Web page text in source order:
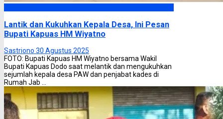
Lantik dan Kukuhkan Kepala Desa, Ini Pesan
Bupati Kapuas HM Wiyatno
Sastriono 30 Agustus 2025
FOTO: Bupati Kapuas HM Wiyatno bersama Wakil
Bupati Kapuas Dodo saat melantik dan mengukuhkan
sejumlah kepala desa PAW dan penjabat kades di
Rumah Jab ...